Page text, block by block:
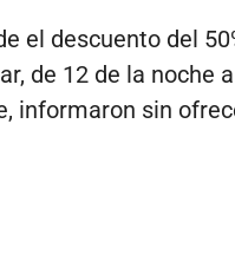
el descuento del
de 12 de la noche
informaron sin